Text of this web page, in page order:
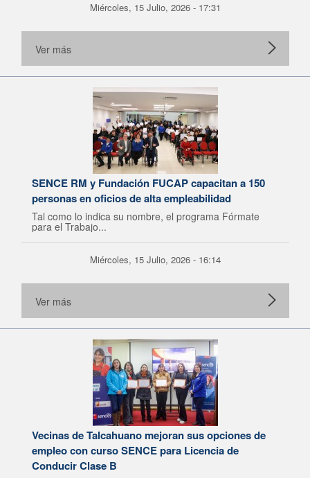
Miércoles, 15 Julio, 2026 - 17:31
Ver más
SENCE RM y Fundación FUCAP capacitan a 150
personas en oficios de alta empleabilidad
Tal como lo indica su nombre, el programa Fórmate
para el Trabajo...
Miércoles, 15 Julio, 2026 - 16:14
Ver más
Vecinas de Talcahuano mejoran sus opciones de
empleo con curso SENCE para Licencia de
Conducir Clase B